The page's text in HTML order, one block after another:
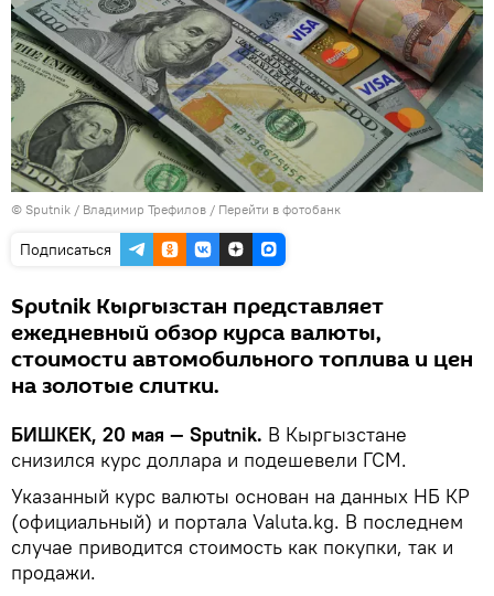
© Sputnik / Владимир Трефилов / Перейти в фотобанк
Подписаться
Sputnik Кыргызстан представляет
ежедневный обзор курса валюты,
стоимости автомобильного топлива и цен
на золотые слитки.
БИШКЕК, 20 мая — Sputnik. В Кыргызстане
снизился курс доллара и подешевели ГСМ.
Указанный курс валюты основан на данных НБ КР
(официальный) и портала Valuta.kg. В последнем
случае приводится стоимость как покупки, так и
продажи.